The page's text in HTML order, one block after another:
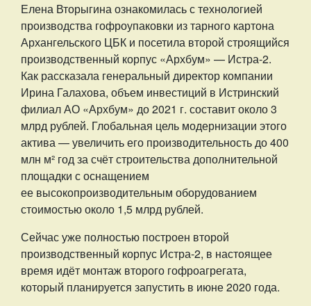
Елена Вторыгина ознакомилась с технологией
производства гофроупаковки из тарного картона
Архангельского ЦБК и посетила второй строящийся
производственный корпус «Архбум» — Истра-2.
Как рассказала генеральный директор компании
Ирина Галахова, объем инвестиций в Истринский
филиал АО «Архбум» до 2021 г. составит около 3
млрд рублей. Глобальная цель модернизации этого
актива — увеличить его производительность до 400
млн м² год за счёт строительства дополнительной
площадки с оснащением
ее высокопроизводительным оборудованием
стоимостью около 1,5 млрд рублей.
Сейчас уже полностью построен второй
производственный корпус Истра-2, в настоящее
время идёт монтаж второго гофроагрегата,
который планируется запустить в июне 2020 года.